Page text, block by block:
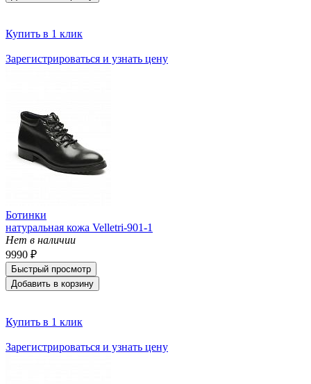
Купить в 1 клик
Зарегистрироваться и узнать цену
Ботинки
натуральная кожа Velletri-901-1
Нет в наличии
9990 ₽
Быстрый просмотр
Добавить в корзину
Купить в 1 клик
Зарегистрироваться и узнать цену